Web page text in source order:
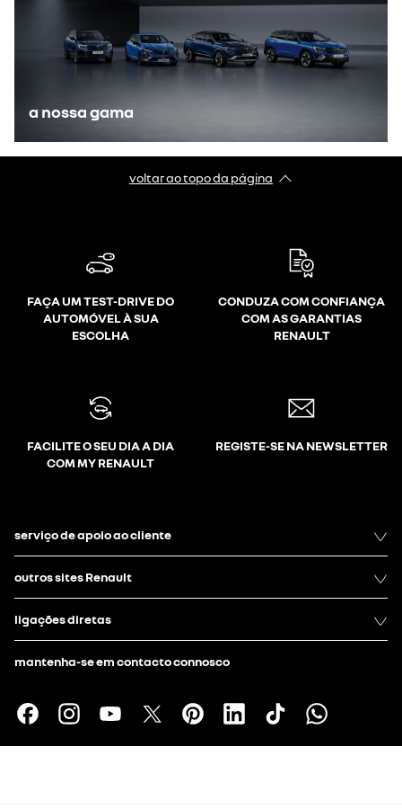
a nossa gama
voltar ao topo da página
FAÇA UM TEST-DRIVE DO
AUTOMÓVEL À SUA
ESCOLHA
CONDUZA COM CONFIANÇA
COM AS GARANTIAS
RENAULT
FACILITE O SEU DIA A DIA
COM MY RENAULT
REGISTE-SE NA NEWSLETTER
serviço de apoio ao cliente
outros sites Renault
ligações diretas
mantenha-se em contacto connosco